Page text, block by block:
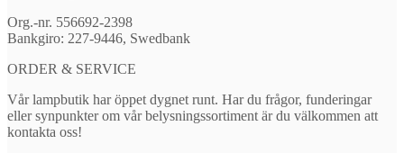
Org.-nr. 556692-2398
Bankgiro: 227-9446, Swedbank
ORDER & SERVICE
Vår lampbutik har öppet dygnet runt. Har du frågor, funderingar
eller synpunkter om vår belysningssortiment är du välkommen att
kontakta oss!